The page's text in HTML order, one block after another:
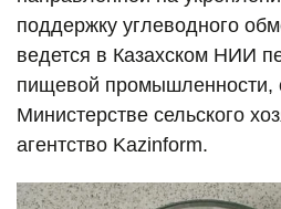
поддержку углеводного
ведется в Казахском НИИ
пищевой промышленности,
Министерстве сельского
агентство Kazinform.